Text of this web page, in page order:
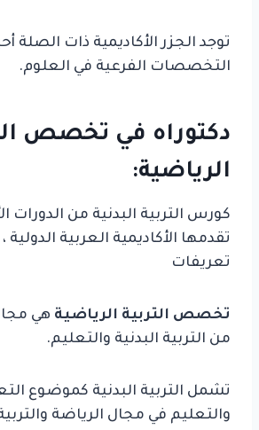
توجد الجزر الأكاديمية ذات الصلة
التخصصات الفرعية في العلوم.
دكتوراه في تخصص
الرياضية:
كورس التربية البدنية من الدورات
تقدمها الأكاديمية العربية الدولية
تعريفات
تخصص التربية الرياضية هي
من التربية البدنية والتعليم.
تشمل التربية البدنية كموضوع
والتعليم في مجال الرياضة والتربية